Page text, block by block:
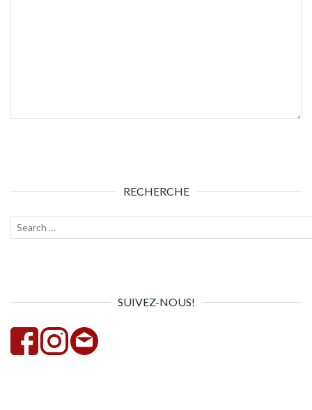
RECHERCHE
Recherche
SUIVEZ-NOUS!